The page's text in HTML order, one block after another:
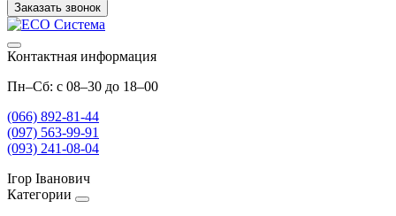
Заказать звонок
Контактная информация
Пн–Сб: с 08–30 до 18–00
(066) 892-81-44
(097) 563-99-91
(093) 241-08-04
Ігор Іванович
Категории